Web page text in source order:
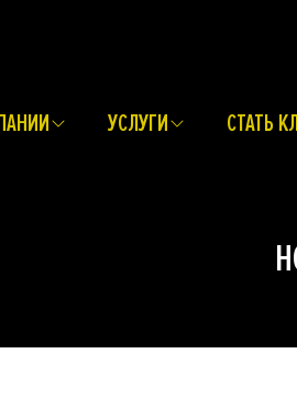
УСЛУГИ СТАТЬ